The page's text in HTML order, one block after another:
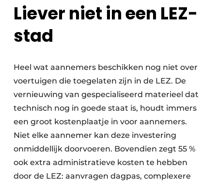
Liever niet in een LEZ-
stad
Heel wat aannemers beschikken nog niet over
voertuigen die toegelaten zijn in de LEZ. De
vernieuwing van gespecialiseerd materieel dat
technisch nog in goede staat is, houdt immers
een groot kostenplaatje in voor aannemers.
Niet elke aannemer kan deze investering
onmiddellijk doorvoeren. Bovendien zegt 55 %
ook extra administratieve kosten te hebben
door de LEZ: aanvragen dagpas, complexere